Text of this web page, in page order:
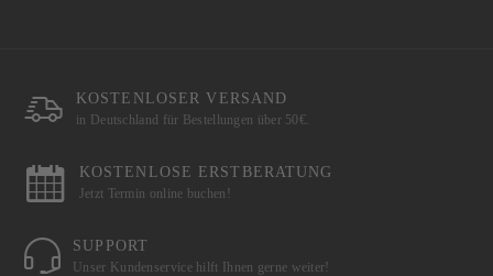
KOSTENLOSER VERSAND
in Deutschland für Bestellungen über 50€.
KOSTENLOSE ERSTBERATUNG
Jetzt Termin online buchen!
SUPPORT
Unser Kundenservice hilft Ihnen gerne weiter!